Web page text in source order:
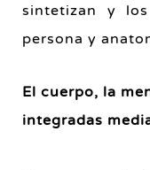
sintetizan y
persona y
El cuerpo, la
integradas